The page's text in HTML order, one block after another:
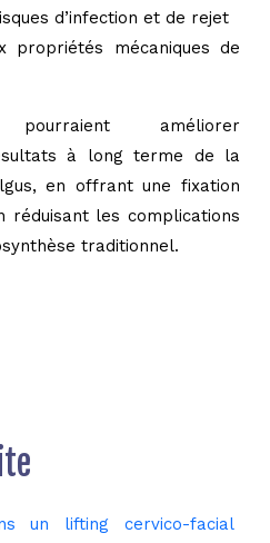
d’infection et de rejet
propriétés mécaniques de
améliorer
à long terme de la
en offrant une fixation
réduisant les complications
traditionnel.
un lifting cervico-facial